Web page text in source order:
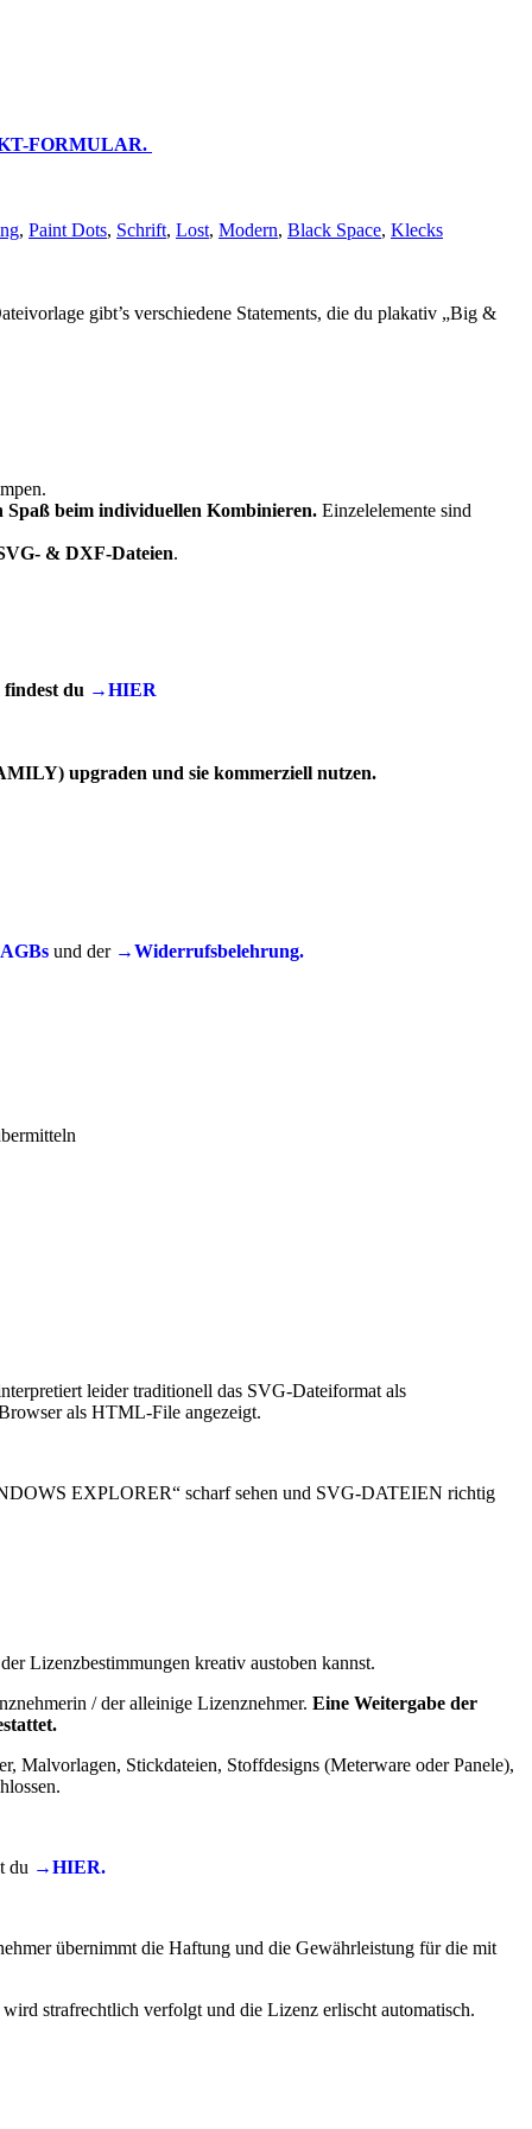
FORMULAR.
, Paint Dots, Schrift, Lost, Modern, Black Space, Klecks
gibt’s verschiedene Statements, die du plakativ „Big &
Spaß beim individuellen Kombinieren. Einzelelemente sind
& DXF-Dateien.
du →HIER
upgraden und sie kommerziell nutzen.
AGBs und der →Widerrufsbelehrung.
leider traditionell das SVG-Dateiformat als
als HTML-File angezeigt.
EXPLORER“ scharf sehen und SVG-DATEIEN richtig
Lizenzbestimmungen kreativ austoben kannst.
/ der alleinige Lizenznehmer. Eine Weitergabe der
Malvorlagen, Stickdateien, Stoffdesigns (Meterware oder Panele),
du →HIER.
übernimmt die Haftung und die Gewährleistung für die mit
strafrechtlich verfolgt und die Lizenz erlischt automatisch.